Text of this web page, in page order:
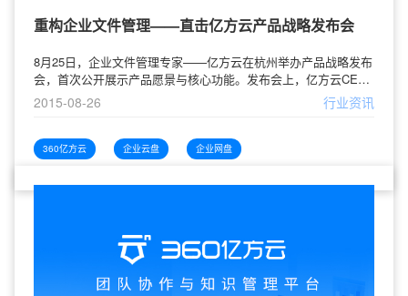
重构企业文件管理——直击亿方云产品战略发布会
8月25日，企业文件管理专家——亿方云在杭州举办产品战略发布
会，首次公开展示产品愿景与核心功能。发布会上，亿方云CEO
程远宣布了战略级新功能文件同步端正式上线，获得A轮500万美
金融资，同时携手美亚保险为用户投保国内首份数据安全责任
执行董事张矩、北森CEO纪伟国、昌荣传播华东区总经理陈牧、
崔牛会创始人崔强等众多嘉宾以及30多家国内主流媒体到场
2015-08-26 行业资讯
360亿方云 企业云盘 企业网盘